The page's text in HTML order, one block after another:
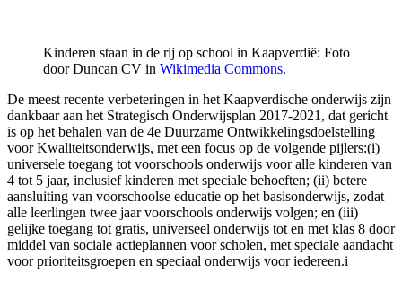
Kinderen staan in de rij op school in Kaapverdië: Foto
door Duncan CV in Wikimedia Commons.
De meest recente verbeteringen in het Kaapverdische onderwijs zijn
dankbaar aan het Strategisch Onderwijsplan 2017-2021, dat gericht
is op het behalen van de 4e Duurzame Ontwikkelingsdoelstelling
voor Kwaliteitsonderwijs, met een focus op de volgende pijlers:(i)
universele toegang tot voorschools onderwijs voor alle kinderen van
4 tot 5 jaar, inclusief kinderen met speciale behoeften; (ii) betere
aansluiting van voorschoolse educatie op het basisonderwijs, zodat
alle leerlingen twee jaar voorschools onderwijs volgen; en (iii)
gelijke toegang tot gratis, universeel onderwijs tot en met klas 8 door
middel van sociale actieplannen voor scholen, met speciale aandacht
voor prioriteitsgroepen en speciaal onderwijs voor iedereen.i